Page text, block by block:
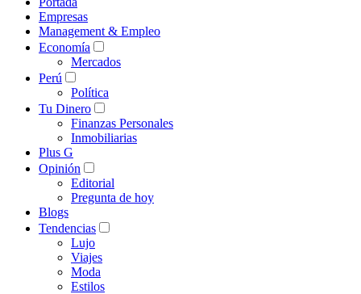
Empresas
Management & Empleo
Economía
Mercados
Perú
Política
Tu Dinero
Finanzas Personales
Inmobiliarias
Plus G
Opinión
Editorial
Pregunta de hoy
Blogs
Tendencias
Lujo
Viajes
Moda
Estilos